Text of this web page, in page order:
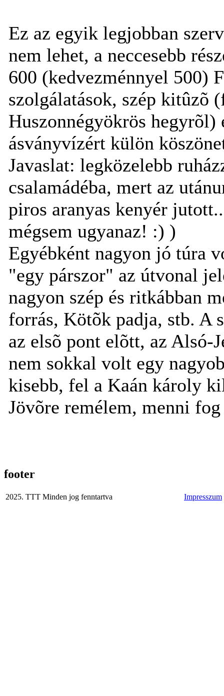
Ez az egyik legjobban
nem lehet, a neccesebb
600 (kedvezménnyel 500)
szolgálatások, szép kitûzõ
Huszonnégyökrös hegyrõl)
ásványvízért külön
Javaslat: legközelebb
csalamádéba, mert az
piros aranyas kenyér
mégsem ugyanaz! :) )
Egyébként nagyon jó túra
"egy párszor" az útvonal
nagyon szép és ritkábban
forrás, Kötõk padja, stb. A
az elsõ pont elõtt, az
nem sokkal volt egy
kisebb, fel a Kaán károly
Jövõre remélem, menni
footer
2025. TTT Minden jog fenntartva Impresszum